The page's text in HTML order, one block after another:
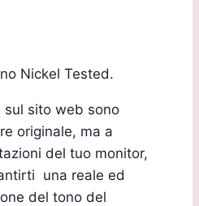
Nickel Tested.
sul sito web sono
originale, ma a
del tuo monitor,
una reale ed
del tono del